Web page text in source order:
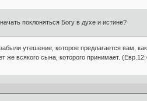
поклоняться Богу в духе и истине?
утешение, которое предлагается вам,
же всякого сына, которого принимает.